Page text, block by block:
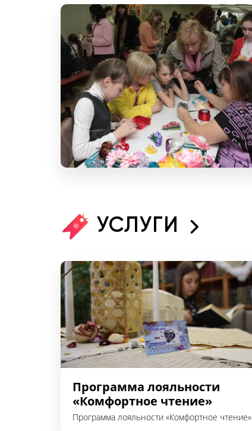
УСЛУГИ
Программа лояльности
«Комфортное чтение»
Программа лояльности «Комфортное чтение»